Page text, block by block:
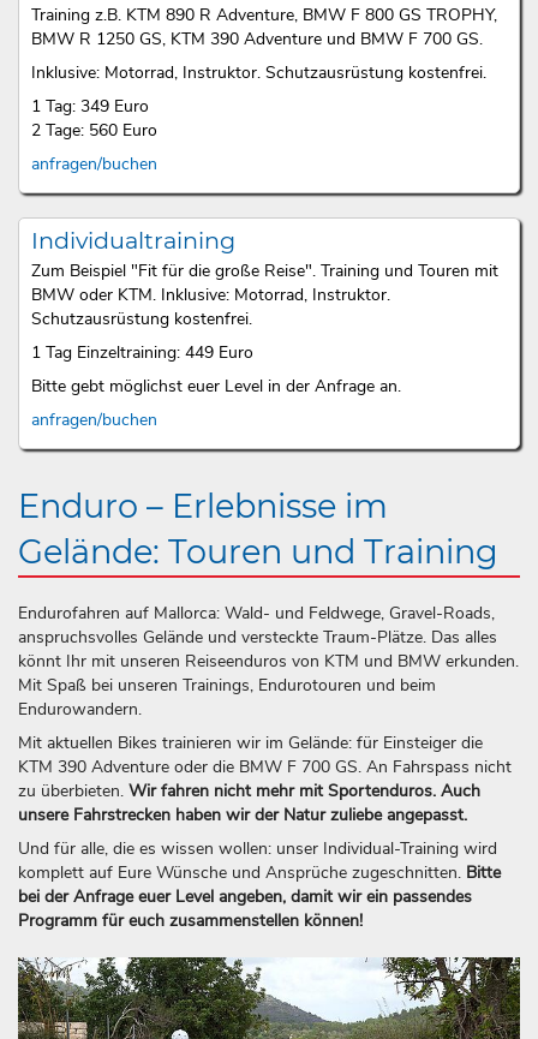
Training z.B. KTM 890 R Adventure, BMW F 800 GS TROPHY,
BMW R 1250 GS, KTM 390 Adventure und BMW F 700 GS.
Inklusive: Motorrad, Instruktor. Schutzausrüstung kostenfrei.
1 Tag: 349 Euro
2 Tage: 560 Euro
anfragen/buchen
Individualtraining
Zum Beispiel "Fit für die große Reise". Training und Touren mit
BMW oder KTM. Inklusive: Motorrad, Instruktor.
Schutzausrüstung kostenfrei.
1 Tag Einzeltraining: 449 Euro
Bitte gebt möglichst euer Level in der Anfrage an.
anfragen/buchen
Enduro – Erlebnisse im
Gelände: Touren und Training
Endurofahren auf Mallorca: Wald- und Feldwege, Gravel-Roads,
anspruchsvolles Gelände und versteckte Traum-Plätze. Das alles
könnt Ihr mit unseren Reiseenduros von KTM und BMW erkunden.
Mit Spaß bei unseren Trainings, Endurotouren und beim
Endurowandern.
Mit aktuellen Bikes trainieren wir im Gelände: für Einsteiger die
KTM 390 Adventure oder die BMW F 700 GS. An Fahrspass nicht
zu überbieten. Wir fahren nicht mehr mit Sportenduros. Auch
unsere Fahrstrecken haben wir der Natur zuliebe angepasst.
Und für alle, die es wissen wollen: unser Individual-Training wird
komplett auf Eure Wünsche und Ansprüche zugeschnitten. Bitte
bei der Anfrage euer Level angeben, damit wir ein passendes
Programm für euch zusammenstellen können!